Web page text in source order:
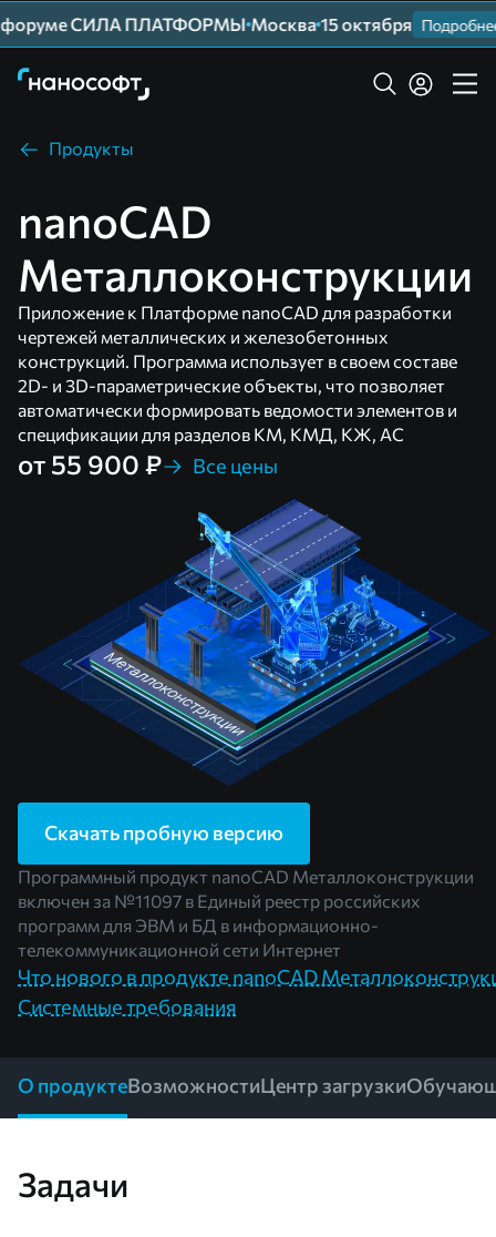
СИЛА ПЛАТФОРМЫ Москва 15 октября Подробнее
Продукты
nanoCAD
Металлоконструкции
Приложение к Платформе nanoCAD для разработки
чертежей металлических и железобетонных
конструкций. Программа использует в своем составе
2D- и 3D-параметрические объекты, что позволяет
автоматически формировать ведомости элементов и
спецификации для разделов КМ, КМД, КЖ, АС
от 55 900 ₽ Все цены
Скачать пробную версию
Программный продукт nanoCAD Металлоконструкции
включен за №11097 в Единый реестр российских
программ для ЭВМ и БД в информационно-
телекоммуникационной сети Интернет
Что нового в продукте nanoCAD
Системные требования
О продуктеВозможностиЦентр загрузки
Задачи